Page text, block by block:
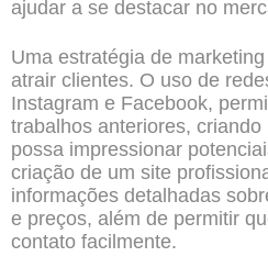
ajudar a se destacar no
Uma estratégia de
atrair clientes. O uso de
Instagram e Facebook,
trabalhos anteriores,
possa impressionar
criação de um site
informações detalhadas
e preços, além de permitir
contato facilmente.